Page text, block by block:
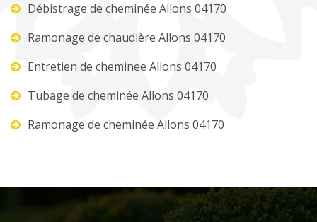
Débistrage de cheminée Allons 04170
Ramonage de chaudière Allons 04170
Entretien de cheminee Allons 04170
Tubage de cheminée Allons 04170
Ramonage de cheminée Allons 04170